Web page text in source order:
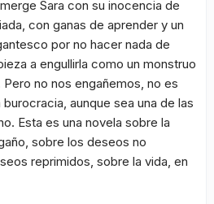
Sara con su inocencia de
con ganas de aprender y un
por no hacer nada de
a engullirla como un monstruo
no nos engañemos, no es
aunque sea una de las
Esta es una novela sobre la
sobre los deseos no
reprimidos, sobre la vida, en